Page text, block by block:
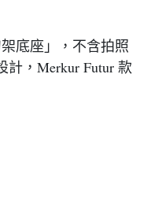
底座」，不含拍照
，Merkur Futur 款